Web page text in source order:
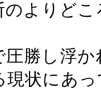
のよりど
圧勝し浮
現状にあ